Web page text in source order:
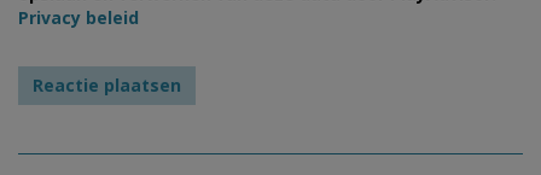
Privacy beleid